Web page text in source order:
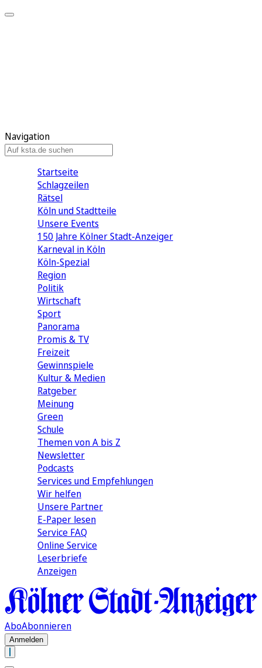
Navigation
Startseite
Schlagzeilen
Rätsel
Köln und Stadtteile
Unsere Events
150 Jahre Kölner Stadt-Anzeiger
Karneval in Köln
Köln-Spezial
Region
Politik
Wirtschaft
Sport
Panorama
Promis & TV
Freizeit
Gewinnspiele
Kultur & Medien
Ratgeber
Meinung
Green
Schule
Themen von A bis Z
Newsletter
Podcasts
Services und Empfehlungen
Wir helfen
Unsere Partner
E-Paper lesen
Service FAQ
Online Service
Leserbriefe
Anzeigen
AboAbonnieren
Anmelden